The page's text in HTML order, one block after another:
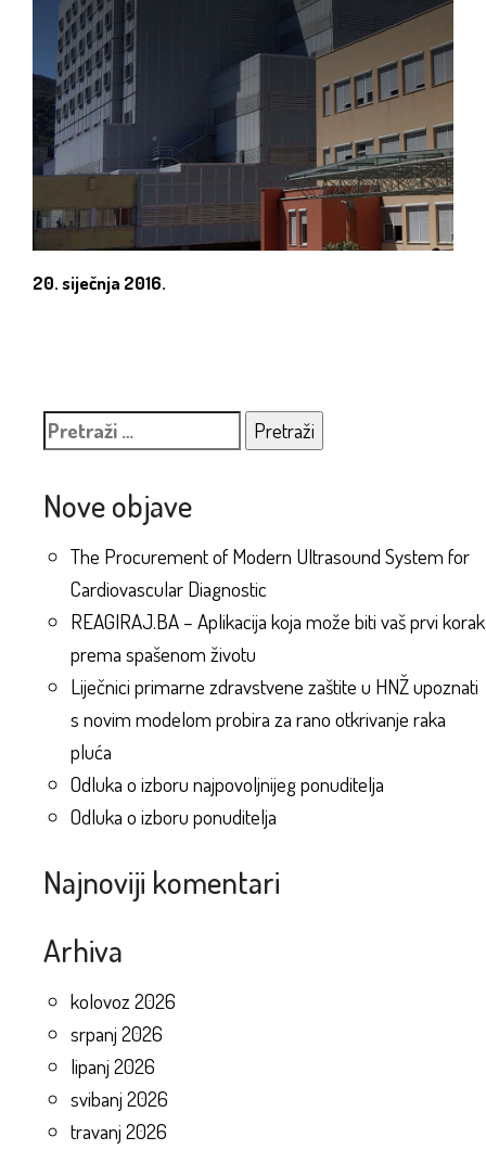
20. siječnja 2016.
Pretraži:
Nove objave
The Procurement of Modern Ultrasound System for
Cardiovascular Diagnostic
REAGIRAJ.BA – Aplikacija koja može biti vaš prvi korak
prema spašenom životu
Liječnici primarne zdravstvene zaštite u HNŽ upoznati
s novim modelom probira za rano otkrivanje raka
pluća
Odluka o izboru najpovoljnijeg ponuditelja
Odluka o izboru ponuditelja
Najnoviji komentari
Arhiva
kolovoz 2026
srpanj 2026
lipanj 2026
svibanj 2026
travanj 2026